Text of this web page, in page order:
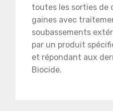
toutes les sorties de
gaines avec
soubassements
par un produit
et répondant aux
Biocide.